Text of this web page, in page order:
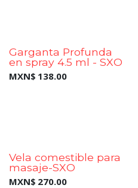
New!
Garganta Profunda
en spray 4.5 ml - SXO
MXN$ 138.00
New!
Vela comestible para
masaje-SXO
MXN$ 270.00